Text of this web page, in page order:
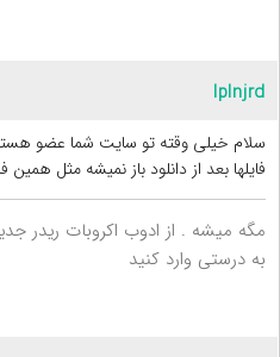
lplnjrd
سلام خیلی وقته تو سایت شما عضو
فایلها بعد از دانلود باز نمیشه مثل همین
مگه میشه . از ادوب اکروبات ریدر
به درستی وارد کنید